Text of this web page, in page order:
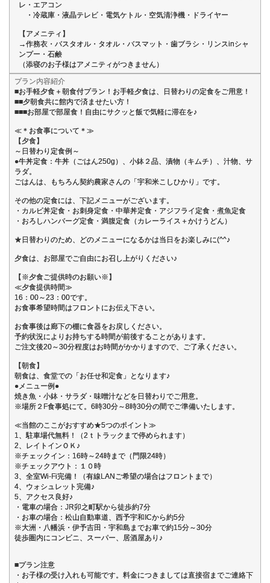
レ・エアコン
・冷蔵庫・液晶テレビ・電気ケトル・空気清浄機・ドライヤー
【アメニティ】
→作務衣・バスタオル・タオル・バスマット・歯ブラシ・リンスinシャ
ンプー・石鹸
（添寝のお子様はアメニティがつきません）
プラン内容紹介
■お手軽夕食＋朝食付プラン！お手軽夕食は、日替わりの定食をご用意！
■■夕朝食共に館内で済ませたい方！
■■■お部屋で部屋食！自由にサクッと飯で気軽に滞在を♪
≪＊お食事について＊≫
【夕食】
～日替わり定食例～
●牛丼定食：牛丼（ごはん250g）、小鉢２品、漬物（キムチ）、汁物、サ
ラダ。
ごはんは、もちろん契約農家さんの「宇和米こしひかり」です。
その他の定食には、下記メニューがございます。
・カルビ丼定食・お刺身定食・中華丼定食・アジフライ定食・煮魚定食
・おろしハンバーグ定食・満腹定食（カレーライス＋かけうどん）
★日替わりのため、どのメニューになるかは当日をお楽しみに(^^♪
夕食は、お部屋でご自由にお召し上がりください♪
【※夕食ご提供時のお願い※】
≪夕食提供時間≫
16：00～23：00です。
お食事希望時間はフロントにお伝え下さい。
お食事後は廊下の棚に食器をお戻しください。
予約状況によりお持ちする時間が前後することがあります。
ご注文後20～30分程度はお時間がかかりますので、ご了承ください。
【朝食】
朝食は、食堂での「お任せ和定食」となります♪
●メニュー例●
焼き魚・小鉢・サラダ・味噌汁などを日替わりでご用意。
※場所２F食事処にて。6時30分～8時30分の間でご準備いたします。
≪当館のここがおすすめ★5つのポイント≫
1、駐車場代無料！（2ｔトラックまで停められます）
2、レイトインＯＫ♪
※チェックイン：16時～24時まで（門限24時）
※チェックアウト：１０時
3、全室Wi-Fi完備！（有線LANご希望の場合はフロントまで）
4、ウォシュレット完備♪
5、アクセス良好♪
・電車の場合：JR卯之町駅から徒歩約7分
・お車の場合：松山自動車道、西予宇和ICから約5分
※大洲・八幡浜・伊予吉田・宇和島までお車で約15分～30分
徒歩圏内にコンビニ、スーパー、居酒屋あり♪
■プラン注意
・お子様の受け入れも可能です。料金につきましては直接宿までご連絡下